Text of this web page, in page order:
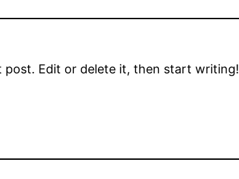
post. Edit or delete it, then start writing!